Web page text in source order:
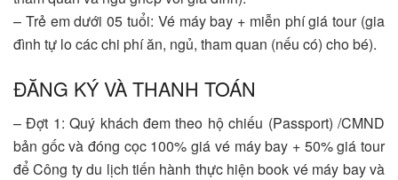
– Trẻ em dưới 05 tuổi: Vé máy bay + miễn phí giá tour (gia
đình tự lo các chi phí ăn, ngủ, tham quan (nếu có) cho bé).
ĐĂNG KÝ VÀ THANH TOÁN
– Đợt 1: Quý khách đem theo hộ chiếu (Passport) /CMND
bản gốc và đóng cọc 100% giá vé máy bay + 50% giá tour
để Công ty du lịch tiến hành thực hiện book vé máy bay và